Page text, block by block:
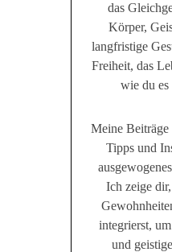
das
Körper,
langfristige
Freiheit, das
wie du es
Meine
Tipps und
Ich zeige
integrierst,
und